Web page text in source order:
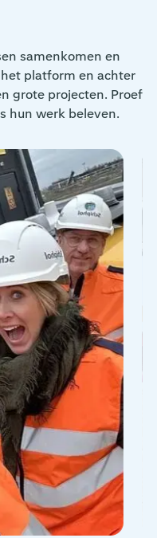
samenkomen en
platform en achter
grote projecten. Proef
hun werk beleven.